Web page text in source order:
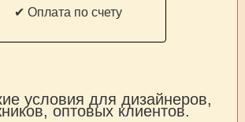
✔ Оплата по счету
условия для дизайнеров,
оптовых клиентов.